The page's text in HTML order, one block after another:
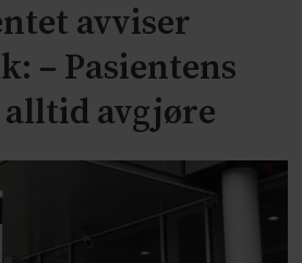
avviser
– Pasientens
avgjøre